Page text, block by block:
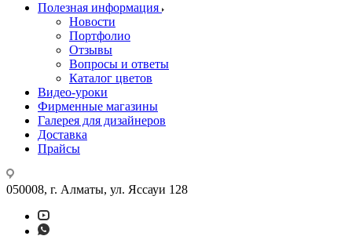
Полезная информация
Новости
Портфолио
Отзывы
Вопросы и ответы
Каталог цветов
Видео-уроки
Фирменные магазины
Галерея для дизайнеров
Доставка
Прайсы
050008, г. Алматы, ул. Яссауи 128